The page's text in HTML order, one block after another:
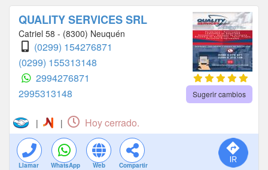
QUALITY SERVICES SRL
Catriel 58 - (8300) Neuquén
(0299) 154276871
(0299) 155313148
2994276871
2995313148
Sugerir cambios
| | Hoy cerrado.
Llamar WhatsApp Web Compartir